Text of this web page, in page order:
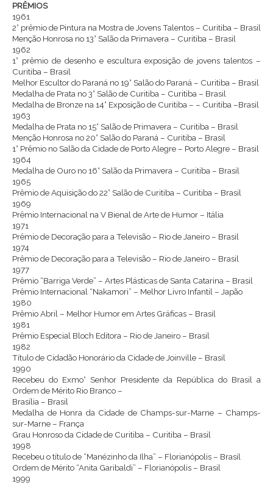
PRÊMIOS
1961
2° prêmio de Pintura na Mostra de Jovens Talentos – Curitiba – Brasil
Menção Honrosa no 13° Salão da Primavera – Curitiba – Brasil
1962
1° prêmio de desenho e escultura exposição de jovens talentos –
Curitiba – Brasil
Melhor Escultor do Paraná no 19° Salão do Paraná – Curitiba – Brasil
Medalha de Prata no 3° Salão de Curitiba – Curitiba – Brasil
Medalha de Bronze na 14° Exposição de Curitiba – – Curitiba –Brasil
1963
Medalha de Prata no 15° Salão de Primavera – Curitiba – Brasil
Menção Honrosa no 20° Salão do Paraná – Curitiba – Brasil
1° Prêmio no Salão da Cidade de Porto Alegre – Porto Alegre – Brasil
1964
Medalha de Ouro no 16° Salão da Primavera – Curitiba – Brasil
1965
Prêmio de Aquisição do 22° Salão de Curitiba – Curitiba – Brasil
1969
Prêmio Internacional na V Bienal de Arte de Humor – Itália
1971
Prêmio de Decoração para a Televisão – Rio de Janeiro – Brasil
1974
Prêmio de Decoração para a Televisão – Rio de Janeiro – Brasil
1977
Prêmio “Barriga Verde” – Artes Plásticas de Santa Catarina – Brasil
Prêmio Internacional “Nakamori” – Melhor Livro Infantil – Japão
1980
Prêmio Abril – Melhor Humor em Artes Gráficas – Brasil
1981
Prêmio Especial Bloch Editora – Rio de Janeiro – Brasil
1982
Título de Cidadão Honorário da Cidade de Joinville – Brasil
1990
Recebeu do Exmo° Senhor Presidente da República do Brasil a
Ordem de Mérito Rio Branco –
Brasília – Brasil
Medalha de Honra da Cidade de Champs-sur-Marne – Champs-
sur-Marne – França
Grau Honroso da Cidade de Curitiba – Curitiba – Brasil
1998
Recebeu o título de “Manézinho da Ilha” – Florianópolis – Brasil
Ordem de Mérito “Anita Garibaldi” – Florianópolis – Brasil
1999